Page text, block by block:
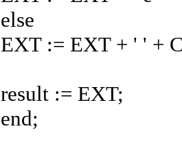
else
EXT := EXT + ' ' +
result := EXT;
end;